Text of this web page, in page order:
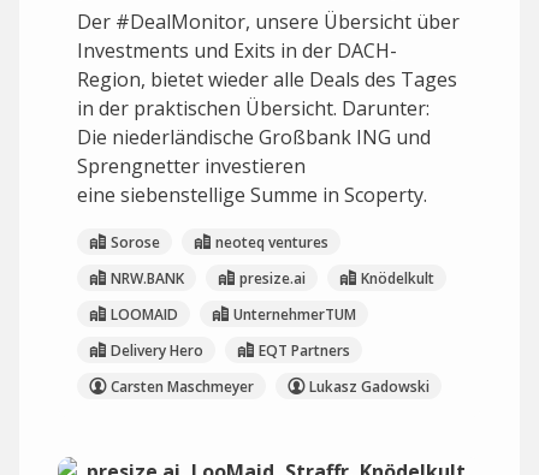
Der #DealMonitor, unsere Übersicht über
Investments und Exits in der DACH-
Region, bietet wieder alle Deals des Tages
in der praktischen Übersicht. Darunter:
Die niederländische Großbank ING und
Sprengnetter investieren
eine siebenstellige Summe in Scoperty.
Sorose
neoteq ventures
NRW.BANK
presize.ai
Knödelkult
LOOMAID
UnternehmerTUM
Delivery Hero
EQT Partners
Carsten Maschmeyer
Lukasz Gadowski